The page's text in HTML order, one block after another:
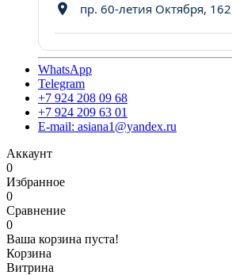
пр. 60-летия Октября,
WhatsApp
Telegram
+7 924 208 09 68
+7 924 209 63 01
E-mail: asiana1@yandex.ru
Аккаунт
0
Избранное
0
Сравнение
0
Ваша корзина пуста!
Корзина
Витрина